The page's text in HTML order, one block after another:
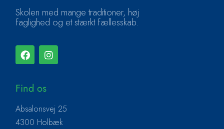
Skolen med mange traditioner, høj
faglighed og et stærkt fællesskab.
Find os
Absalonsvej 25
4300 Holbæk